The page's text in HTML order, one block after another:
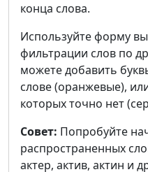
конца слова.
Используйте форму
фильтрации слов по
можете добавить
слове (оранжевые),
которых точно нет
Совет: Попробуйте
распространенных
актер, актив, актин и